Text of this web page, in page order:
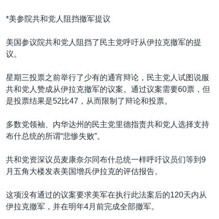
*美参院共和党人阻挡撤军提议
美国参议院共和党人阻挡了民主党呼吁从伊拉克撤军的提
议。
星期三投票之前举行了少有的通宵辩论，民主党人试图说服
共和党人赞成从伊拉克撤军的议案。通过议案需要60票，但
是投票结果是52比47，从而限制了辩论和投票。
多数党领袖、内华达州的民主党里德指责共和党人选择支持
布什总统的所谓“悲惨失败”。
共和党资深议员麦康奈尔同布什总统一样呼吁议员们等到9
月五角大楼发表美国增兵伊拉克的评估报告。
这项没有通过的议案要求美军在执行此法案后的120天内从
伊拉克撤军，并在明年4月前完成全部撤军。